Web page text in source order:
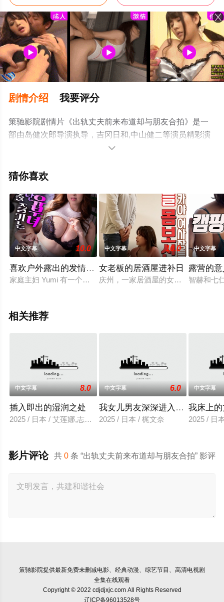
剧情介绍 我要评分
策驰影院剧情片《出轨丈夫前来布道却与朋友合拍》是一
部由岛健次郎导演执导，吉冈日和,中山健二等演员精彩演
绎的日本电影，手机免费观看高清无删减完整版电影大全
猫或剧情网等平台了解。

猜你喜欢
中文字幕 10.0
喜欢户外露出的发情巨乳人妻
家庭主妇 Yumi 有一个神经质且严格的丈夫，她通过匹配应用程
中文字幕 10.0
女老板的居酒屋进补日
庆州，一家居酒屋的女老板。她离婚
中文字幕
露营的
智赫和七
相关推荐
中文字幕 8.0
插入即出的湿润之处
2025 / 日本 / 艾莲娜,志美健
中文字幕 6.0
我女儿男友深深进入我的身体
2025 / 日本 / 梶文奈
中文字幕
我床上
2025 / 日
共0 条 “出轨丈夫前来布道却与朋友合拍” 影评
影片评论
策驰影院提供最新免费未删减电影、经典动漫、综艺节目、高清电视剧
全集在线观看
Copyright © 2022 cdjdjxjc.com All Rights Reserved
辽ICP备96013528号